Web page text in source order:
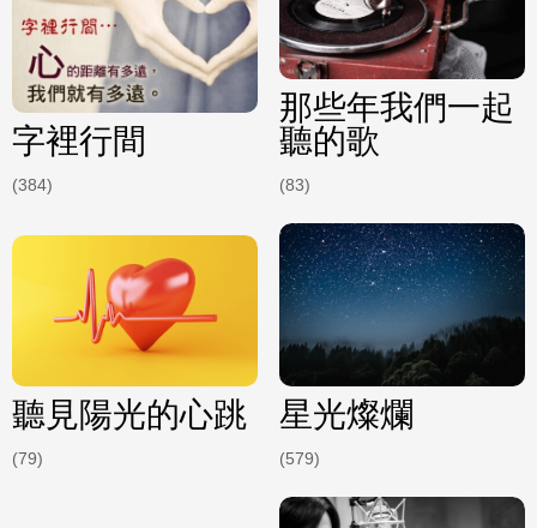
字裡行間
(384)
那些年我們一起
聽的歌
(83)
聽見陽光的心跳
(79)
星光燦爛
(579)